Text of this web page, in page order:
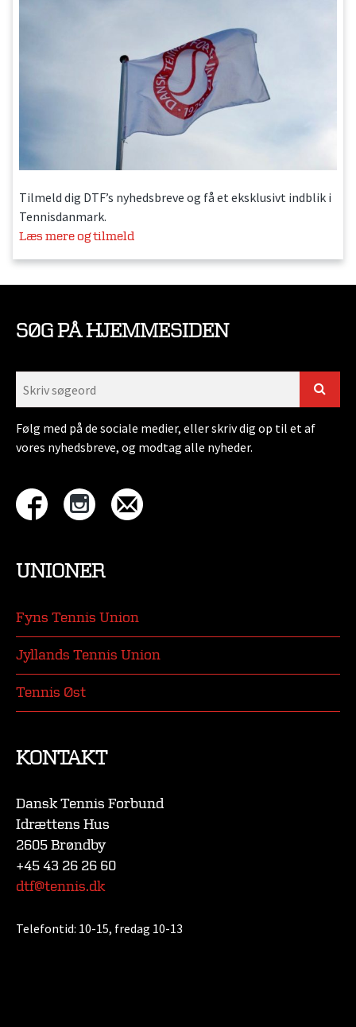
Tilmeld dig DTF’s nyhedsbreve og få et eksklusivt indblik i
Tennisdanmark.
Læs mere og tilmeld
SØG PÅ HJEMMESIDEN
Følg med på de sociale medier, eller skriv dig op til et af
vores nyhedsbreve, og modtag alle nyheder.
UNIONER
Fyns Tennis Union
Jyllands Tennis Union
Tennis Øst
KONTAKT
Dansk Tennis Forbund
Idrættens Hus
2605 Brøndby
+45 43 26 26 60
dtf@tennis.dk
Telefontid: 10-15, fredag 10-13